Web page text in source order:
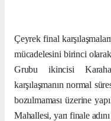
Çeyrek final
mücadelesini birinci
Grubu ikincisi
karşılaşmanın normal
bozulmaması üzerine
Mahallesi, yarı finale